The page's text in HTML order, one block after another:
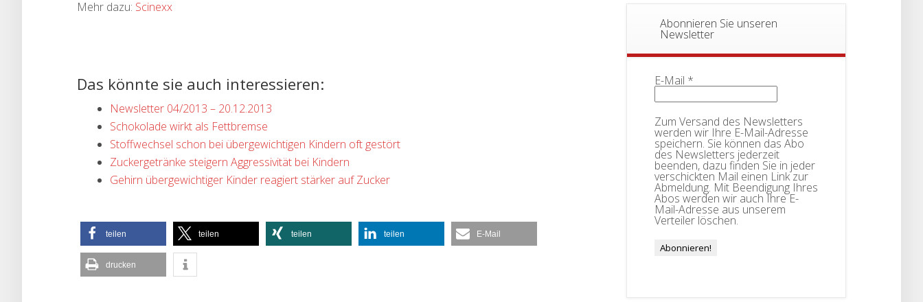
Mehr dazu: Scinexx
Das könnte sie auch interessieren:
Newsletter 04/2013 – 20.12.2013
Schokolade wirkt als Fettbremse
Stoffwechsel schon bei übergewichtigen Kindern oft gestört
Zuckergetränke steigern Aggressivität bei Kindern
Gehirn übergewichtiger Kinder reagiert stärker auf Zucker
teilen teilen teilen teilen E-Mail
drucken
Abonnieren Sie unseren
Newsletter
E-Mail *
Zum Versand des Newsletters
werden wir Ihre E-Mail-Adresse
speichern. Sie können das Abo
des Newsletters jederzeit
beenden, dazu finden Sie in jeder
verschickten Mail einen Link zur
Abmeldung. Mit Beendigung Ihres
Abos werden wir auch Ihre E-
Mail-Adresse aus unserem
Verteiler löschen.